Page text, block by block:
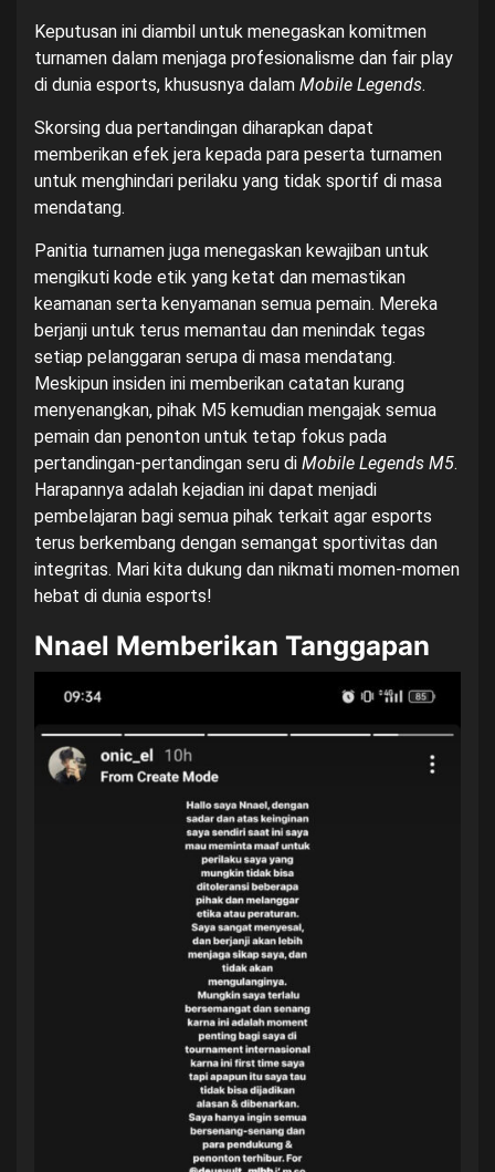
Keputusan ini diambil untuk menegaskan komitmen
turnamen dalam menjaga profesionalisme dan fair play
di dunia esports, khususnya dalam Mobile Legends.
Skorsing dua pertandingan diharapkan dapat
memberikan efek jera kepada para peserta turnamen
untuk menghindari perilaku yang tidak sportif di masa
mendatang.
Panitia turnamen juga menegaskan kewajiban untuk
mengikuti kode etik yang ketat dan memastikan
keamanan serta kenyamanan semua pemain. Mereka
berjanji untuk terus memantau dan menindak tegas
setiap pelanggaran serupa di masa mendatang.
Meskipun insiden ini memberikan catatan kurang
menyenangkan, pihak M5 kemudian mengajak semua
pemain dan penonton untuk tetap fokus pada
pertandingan-pertandingan seru di Mobile Legends M5.
Harapannya adalah kejadian ini dapat menjadi
pembelajaran bagi semua pihak terkait agar esports
terus berkembang dengan semangat sportivitas dan
integritas. Mari kita dukung dan nikmati momen-momen
hebat di dunia esports!
Nnael Memberikan Tanggapan